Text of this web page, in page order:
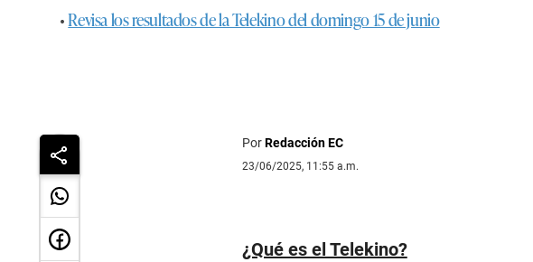
•Revisa los resultados de la Telekino del domingo 15 de junio
PorRedacción EC
23/06/2025, 11:55 a.m.
¿Qué es el Telekino?